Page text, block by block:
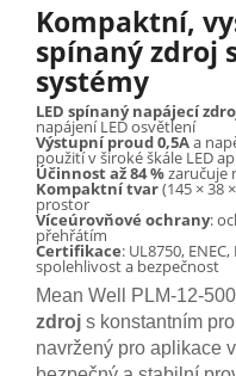
Kompaktní,
spínaný zdroj
systémy
LED spínaný napájecí
napájení LED osvětlení
Výstupní proud 0,5Aa
použití v široké škále LED
Účinnost až 84 %zaručuje
Kompaktní tvar(145 × 38
prostor
Víceúrovňové ochrany:
přehřátím
Certifikace: UL8750,
spolehlivost a bezpečnost
Mean Well PLM-12-
zdroj s konstantním
navržený pro aplikace